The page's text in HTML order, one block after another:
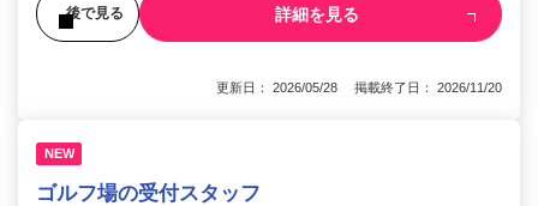
後で見る 詳細を見る
更新日： 2026/05/28 掲載終了日： 2026/11/20
NEW
ゴルフ場の受付スタッフ